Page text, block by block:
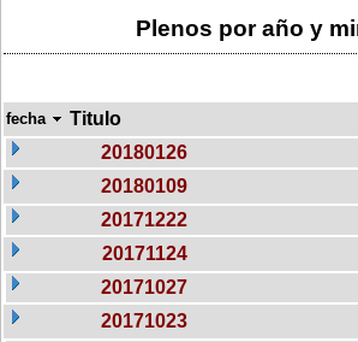
Plenos por año y
fecha Titulo
20180126
20180109
20171222
20171124
20171027
20171023